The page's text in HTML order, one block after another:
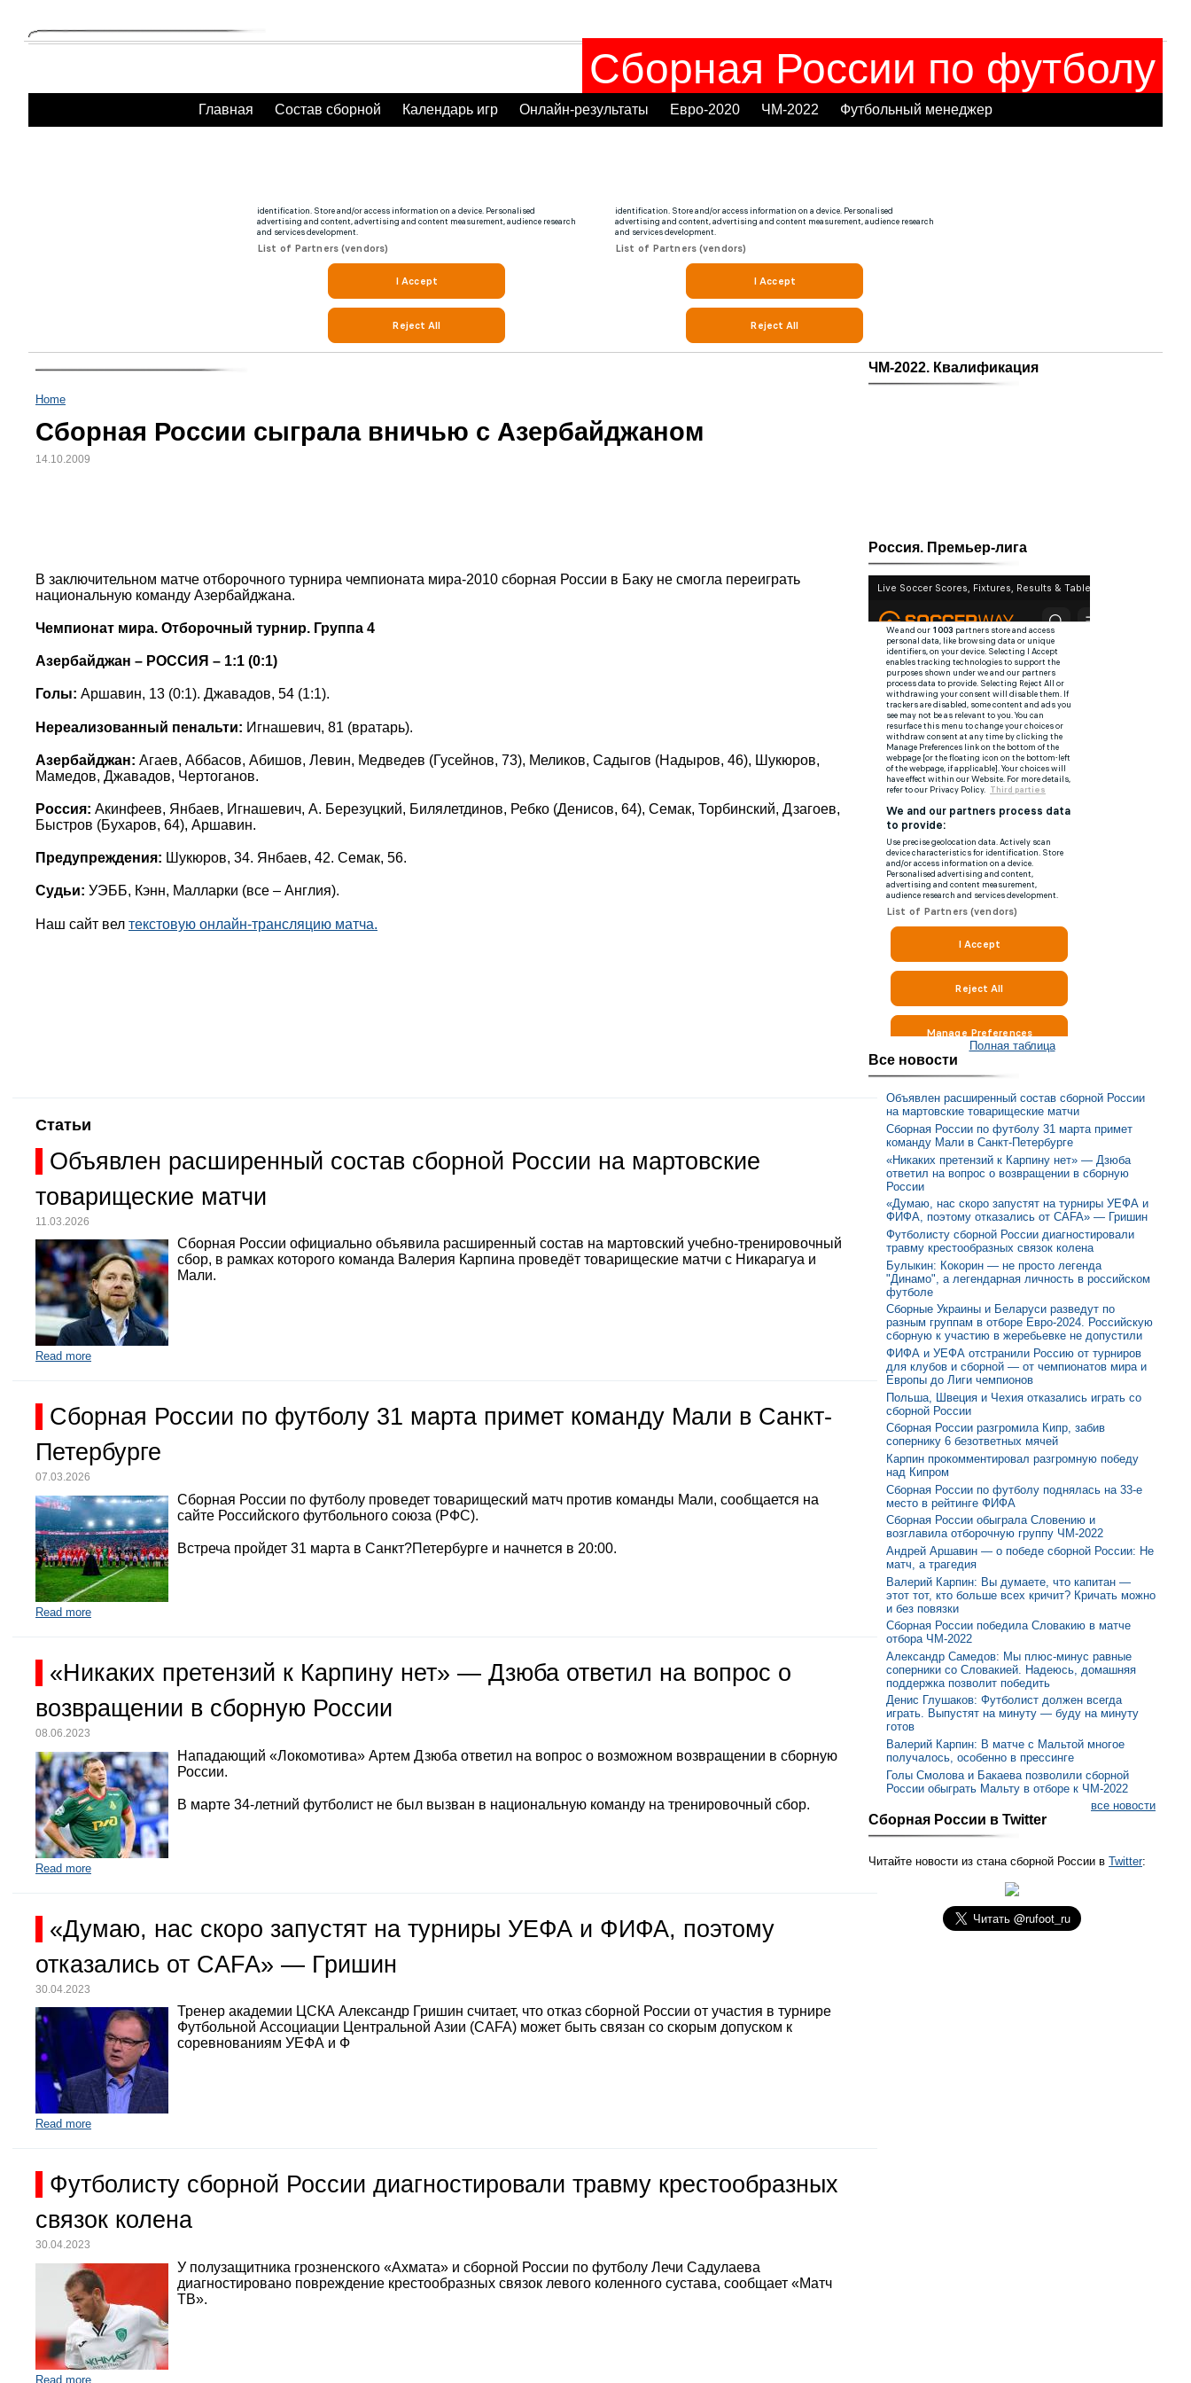
Сборная России по футболу
Главная Состав сборной Календарь игр Онлайн-результаты Евро-2020 ЧМ-2022 Футбольный менеджер
Home
Сборная России сыграла вничью с Азербайджаном
14.10.2009
В заключительном матче отборочного турнира чемпионата мира-2010 сборная России в Баку не смогла переиграть
национальную команду Азербайджана.
Чемпионат мира. Отборочный турнир. Группа 4
Азербайджан – РОССИЯ – 1:1 (0:1)
Голы: Аршавин, 13 (0:1). Джавадов, 54 (1:1).
Нереализованный пенальти: Игнашевич, 81 (вратарь).
Азербайджан: Агаев, Аббасов, Абишов, Левин, Медведев (Гусейнов, 73), Меликов, Садыгов (Надыров, 46), Шукюров,
Мамедов, Джавадов, Чертоганов.
Россия: Акинфеев, Янбаев, Игнашевич, А. Березуцкий, Билялетдинов, Ребко (Денисов, 64), Семак, Торбинский, Дзагоев,
Быстров (Бухаров, 64), Аршавин.
Предупреждения: Шукюров, 34. Янбаев, 42. Семак, 56.
Судьи: УЭББ, Кэнн, Малларки (все – Англия).
Наш сайт вел текстовую онлайн-трансляцию матча.
Статьи
Объявлен расширенный состав сборной России на мартовские
товарищеские матчи
11.03.2026
Сборная России официально объявила расширенный состав на мартовский учебно-тренировочный
сбор, в рамках которого команда Валерия Карпина проведёт товарищеские матчи с Никарагуа и
Мали.
Read more
Сборная России по футболу 31 марта примет команду Мали в Санкт-
Петербурге
07.03.2026
Сборная России по футболу проведет товарищеский матч против команды Мали, сообщается на
сайте Российского футбольного союза (РФС).
Встреча пройдет 31 марта в Санкт?Петербурге и начнется в 20:00.
Read more
«Никаких претензий к Карпину нет» — Дзюба ответил на вопрос о
возвращении в сборную России
08.06.2023
Нападающий «Локомотива» Артем Дзюба ответил на вопрос о возможном возвращении в сборную
России.
В марте 34-летний футболист не был вызван в национальную команду на тренировочный сбор.
Read more
«Думаю, нас скоро запустят на турниры УЕФА и ФИФА, поэтому
отказались от CAFA» — Гришин
30.04.2023
Тренер академии ЦСКА Александр Гришин считает, что отказ сборной России от участия в турнире
Футбольной Ассоциации Центральной Азии (CAFA) может быть связан со скорым допуском к
соревнованиям УЕФА и Ф
Read more
Футболисту сборной России диагностировали травму крестообразных
связок колена
30.04.2023
У полузащитника грозненского «Ахмата» и сборной России по футболу Лечи Садулаева
диагностировано повреждение крестообразных связок левого коленного сустава, сообщает «Матч
ТВ».
Read more
ЧМ-2022. Квалификация
Россия. Премьер-лига
Полная таблица
Все новости
Объявлен расширенный состав сборной России
на мартовские товарищеские матчи
Сборная России по футболу 31 марта примет
команду Мали в Санкт-Петербурге
«Никаких претензий к Карпину нет» — Дзюба
ответил на вопрос о возвращении в сборную
России
«Думаю, нас скоро запустят на турниры УЕФА и
ФИФА, поэтому отказались от CAFA» — Гришин
Футболисту сборной России диагностировали
травму крестообразных связок колена
Булыкин: Кокорин — не просто легенда
"Динамо", а легендарная личность в российском
футболе
Сборные Украины и Беларуси разведут по
разным группам в отборе Евро-2024. Российскую
сборную к участию в жеребьевке не допустили
ФИФА и УЕФА отстранили Россию от турниров
для клубов и сборной — от чемпионатов мира и
Европы до Лиги чемпионов
Польша, Швеция и Чехия отказались играть со
сборной России
Сборная России разгромила Кипр, забив
сопернику 6 безответных мячей
Карпин прокомментировал разгромную победу
над Кипром
Сборная России по футболу поднялась на 33-е
место в рейтинге ФИФА
Сборная России обыграла Словению и
возглавила отборочную группу ЧМ-2022
Андрей Аршавин — о победе сборной России: Не
матч, а трагедия
Валерий Карпин: Вы думаете, что капитан —
этот тот, кто больше всех кричит? Кричать можно
и без повязки
Сборная России победила Словакию в матче
отбора ЧМ-2022
Александр Самедов: Мы плюс-минус равные
соперники со Словакией. Надеюсь, домашняя
поддержка позволит победить
Денис Глушаков: Футболист должен всегда
играть. Выпустят на минуту — буду на минуту
готов
Валерий Карпин: В матче с Мальтой многое
получалось, особенно в прессинге
Голы Смолова и Бакаева позволили сборной
России обыграть Мальту в отборе к ЧМ-2022
все новости
Сборная России в Twitter
Читайте новости из стана сборной России в Twitter: